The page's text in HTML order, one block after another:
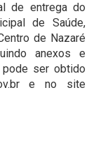
de entrega do
de Saúde,
de Nazaré
anexos e
pode ser obtido
e no site